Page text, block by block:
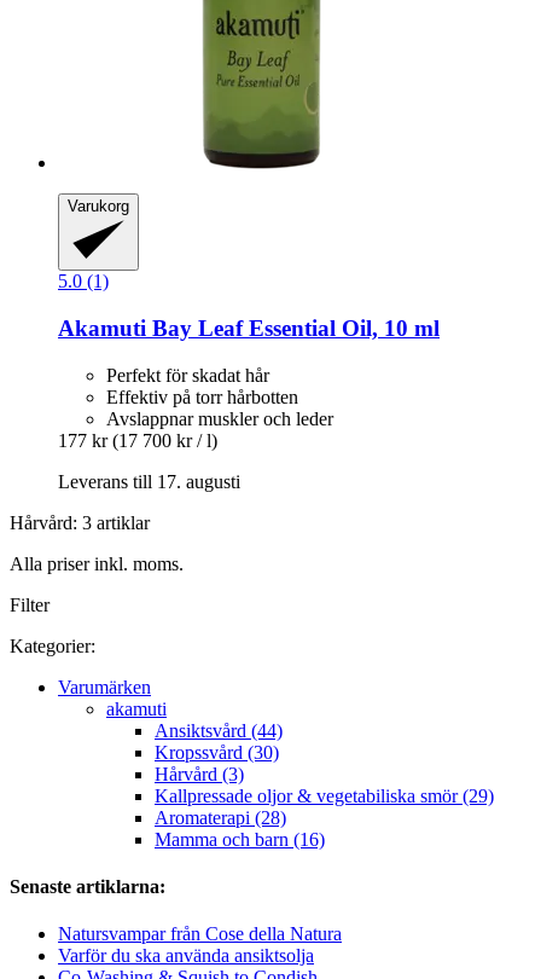
Varukorg
5.0 (1)
Akamuti Bay Leaf Essential Oil, 10 ml
Perfekt för skadat hår
Effektiv på torr hårbotten
Avslappnar muskler och leder
177 kr (17 700 kr / l)
Leverans till 17. augusti
Hårvård: 3 artiklar
Alla priser inkl. moms.
Filter
Kategorier:
Varumärken
akamuti
Ansiktsvård (44)
Kropssvård (30)
Hårvård (3)
Kallpressade oljor & vegetabiliska smör (29)
Aromaterapi (28)
Mamma och barn (16)
Senaste artiklarna:
Natursvampar från Cose della Natura
Varför du ska använda ansiktsolja